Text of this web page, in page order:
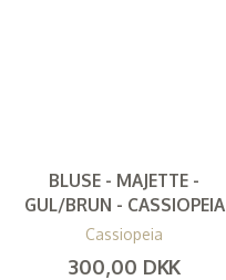
BLUSE - MAJETTE -
GUL/BRUN - CASSIOPEIA
Cassiopeia
300,00 DKK